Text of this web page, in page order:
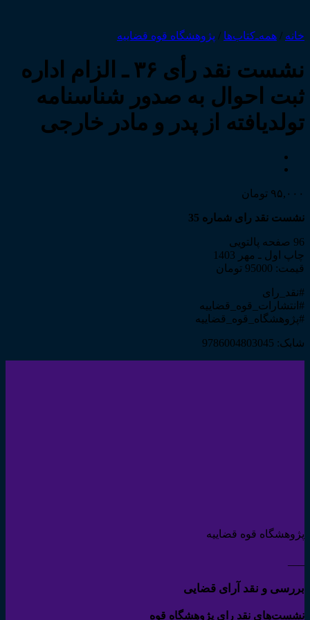
خانه / همه‌ـ‌کتاب‌ها / پژوهشگاه قوه قضاییه
نشست نقد رأی ۳۶ ـ الزام اداره
ثبت احوال به صدور شناسنامه
تولدیافته از پدر و مادر خارجی
۹۵,۰۰۰ تومان
نشست نقد رای شماره 35
96 صفحه پالتویی
چاپ اول ـ مهر 1403
قیمت: 95000 تومان
#نقد_رای
#انتشارات_قوه_قضاییه
#پژوهشگاه_قوه_قضاییه
شابک: 9786004803045
پژوهشگاه قوه قضاییه
بررسی و نقد آرای قضایی
نشست‌های نقد رای پژوهشگاه قوه